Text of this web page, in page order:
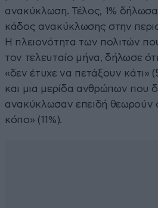
ανακύκλωση. Τέλος, 1%
κάδος ανακύκλωσης στην
Η πλειονότητα των πολιτών
τον τελευταίο μήνα, δήλωσε
«δεν έτυχε να πετάξουν κάτι»
και μια μερίδα ανθρώπων που
ανακύκλωσαν επειδή θεωρούν
κόπο» (11%).